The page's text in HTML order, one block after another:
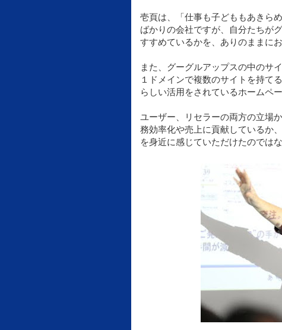
壱頁は、「仕事も子どももあきら
ばかりの会社ですが、自分たちが
すすめているかを、ありのままに
また、グーグルアップスの中のサ
１ドメインで複数のサイトを持て
らしい活用をされているホームペ
ユーザー、リセラーの両方の立場
務効率化や売上に貢献しているか
を身近に感じていただけたのでは